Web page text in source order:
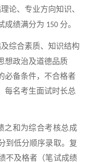
论、专业方向知识、
成绩满分为 150 分。
综合素质、知识结构
想政治及道德品质
必备条件，不合格者
每名考生面试时长总
之和为综合考核总成
到低分顺序录取。复
不及格者（笔试成绩